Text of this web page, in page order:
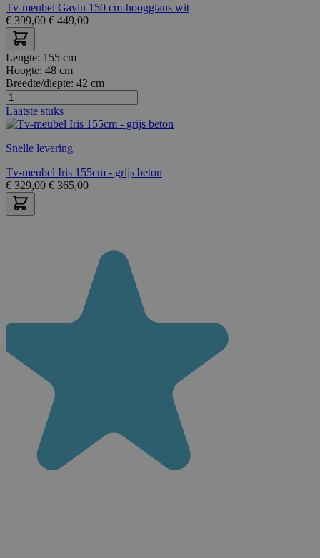
Tv-meubel Gavin 150 cm-hoogglans wit
€ 399,00 € 449,00
Lengte: 155 cm
Hoogte: 48 cm
Breedte/diepte: 42 cm
Laatste stuks
Snelle levering
Tv-meubel Iris 155cm - grijs beton
€ 329,00 € 365,00